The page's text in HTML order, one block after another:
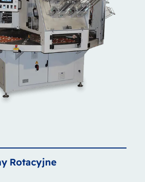
Rotacyjne